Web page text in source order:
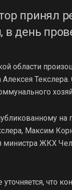
принял
в день
области
Алексея
на
Максим
министра ЖКХ
что